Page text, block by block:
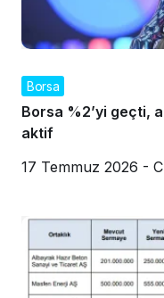
Borsa
Borsa %2’yi geçti,
aktif
17 Temmuz 2026 -